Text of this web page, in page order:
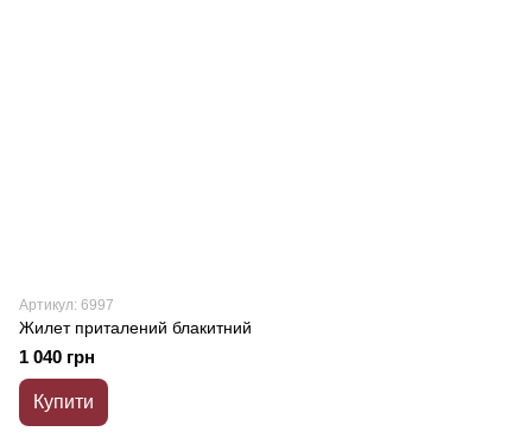
Артикул: 6997
Жилет приталений блакитний
1 040 грн
Купити